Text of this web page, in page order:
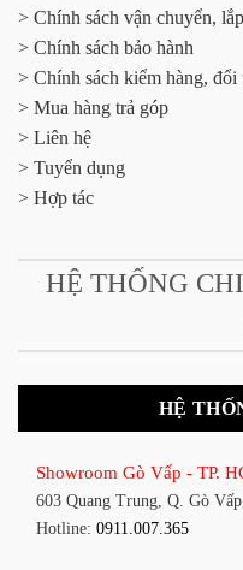
> Chính sách vận chuyển,
> Chính sách bảo hành
> Chính sách kiểm hàng, đổi
> Mua hàng trả góp
> Liên hệ
> Tuyển dụng
> Hợp tác
HỆ THỐNG
HỆ
Showroom Gò Vấp - TP.
603 Quang Trung, Q. Gò
Hotline: 0911.007.365